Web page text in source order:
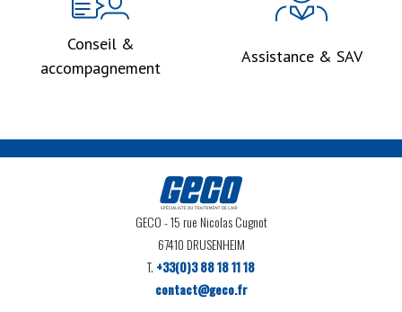
Conseil &
accompagnement
Assistance & SAV
GECO- 15 rue Nicolas Cugnot
67410 DRUSENHEIM
T. +33(0)3 88 18 11 18
contact@geco.fr